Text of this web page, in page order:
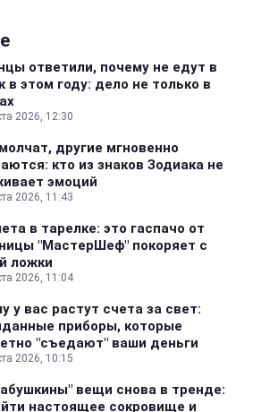
ответили, почему не едут в
в этом году: дело не только в
2026, 12:30
другие мгновенно
кто из знаков Зодиака не
эмоций
2026, 11:43
в тарелке: это гаспачо от
"МастерШеф" покоряет с
ложки
2026, 11:04
у вас растут счета за свет:
приборы, которые
"съедают" ваши деньги
2026, 10:15
вещи снова в тренде:
настоящее сокровище и